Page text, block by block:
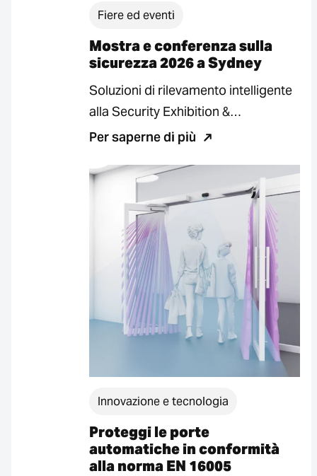
Fiere ed eventi
Mostra e conferenza sulla
sicurezza 2026 a Sydney
Soluzioni di rilevamento intelligente
alla Security Exhibition &
Conference 2026 di Sydney Una
Per saperne di più
Innovazione e tecnologia
Proteggi le porte
automatiche in conformità
alla norma EN 16005